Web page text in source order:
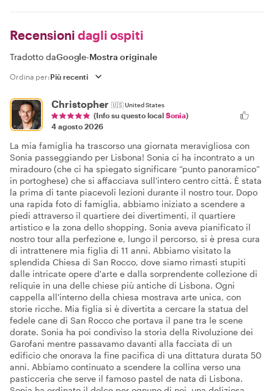
Recensioni dagli ospiti
Tradotto daGoogle-Mostra originale
Ordina per:
Christopher 🇺🇸United States
(Info su questo local Sonia)
4 agosto 2026
La mia famiglia ha trascorso una giornata meravigliosa con
Sonia passeggiando per Lisbona! Sonia ci ha incontrato a un
miradouro (che ci ha spiegato significare “punto panoramico”
in portoghese) che si affacciava sull'intero centro città. È stata
la prima di tante piacevoli lezioni durante il nostro tour. Dopo
una rapida foto di famiglia, abbiamo iniziato a scendere a
piedi attraverso il quartiere dei divertimenti, il quartiere
artistico e la zona dello shopping. Sonia aveva pianificato il
nostro tour alla perfezione e, lungo il percorso, si è presa cura
di intrattenere mia figlia di 11 anni. Abbiamo visitato la
splendida Chiesa di San Rocco, dove siamo rimasti stupiti
dalle intricate opere d'arte e dalla sorprendente collezione di
reliquie in una delle chiese più antiche di Lisbona. Ogni
cappella all'interno della chiesa mostrava arte unica, con
storie ricche. Mia figlia si è divertita a cercare la statua del
fedele cane di San Rocco che portava il pane tra le scene
dorate. Sonia ha poi condiviso la storia della Rivoluzione dei
Garofani mentre passavamo davanti alla facciata di un
edificio che onorava la fine pacifica di una dittatura durata 50
anni. Abbiamo continuato a scendere la collina verso una
pasticceria che serve il famoso pastel de nata di Lisbona.